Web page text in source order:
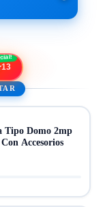
13
Tipo Domo 2mp
Accesorios